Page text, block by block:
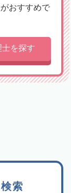
おすすめで
を探す
索